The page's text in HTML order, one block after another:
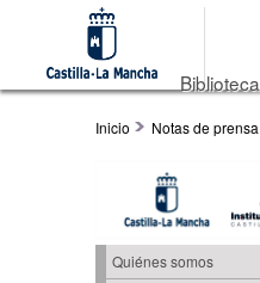
Biblioteca
Inicio Notas de prensa
Quiénes somos